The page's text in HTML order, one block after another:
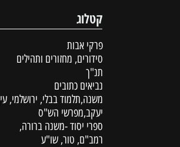
קטלוג
פרקי אבות
סידורים, מחזורים ותהילים
תנ"ך
נביאים כתובים
משנה,תלמוד בבלי, ירושלמי, עין
יעקב,מפרשי הש"ס
ספרי יסוד -משנה ברורה,
רמב"ם, טור, שו"ע